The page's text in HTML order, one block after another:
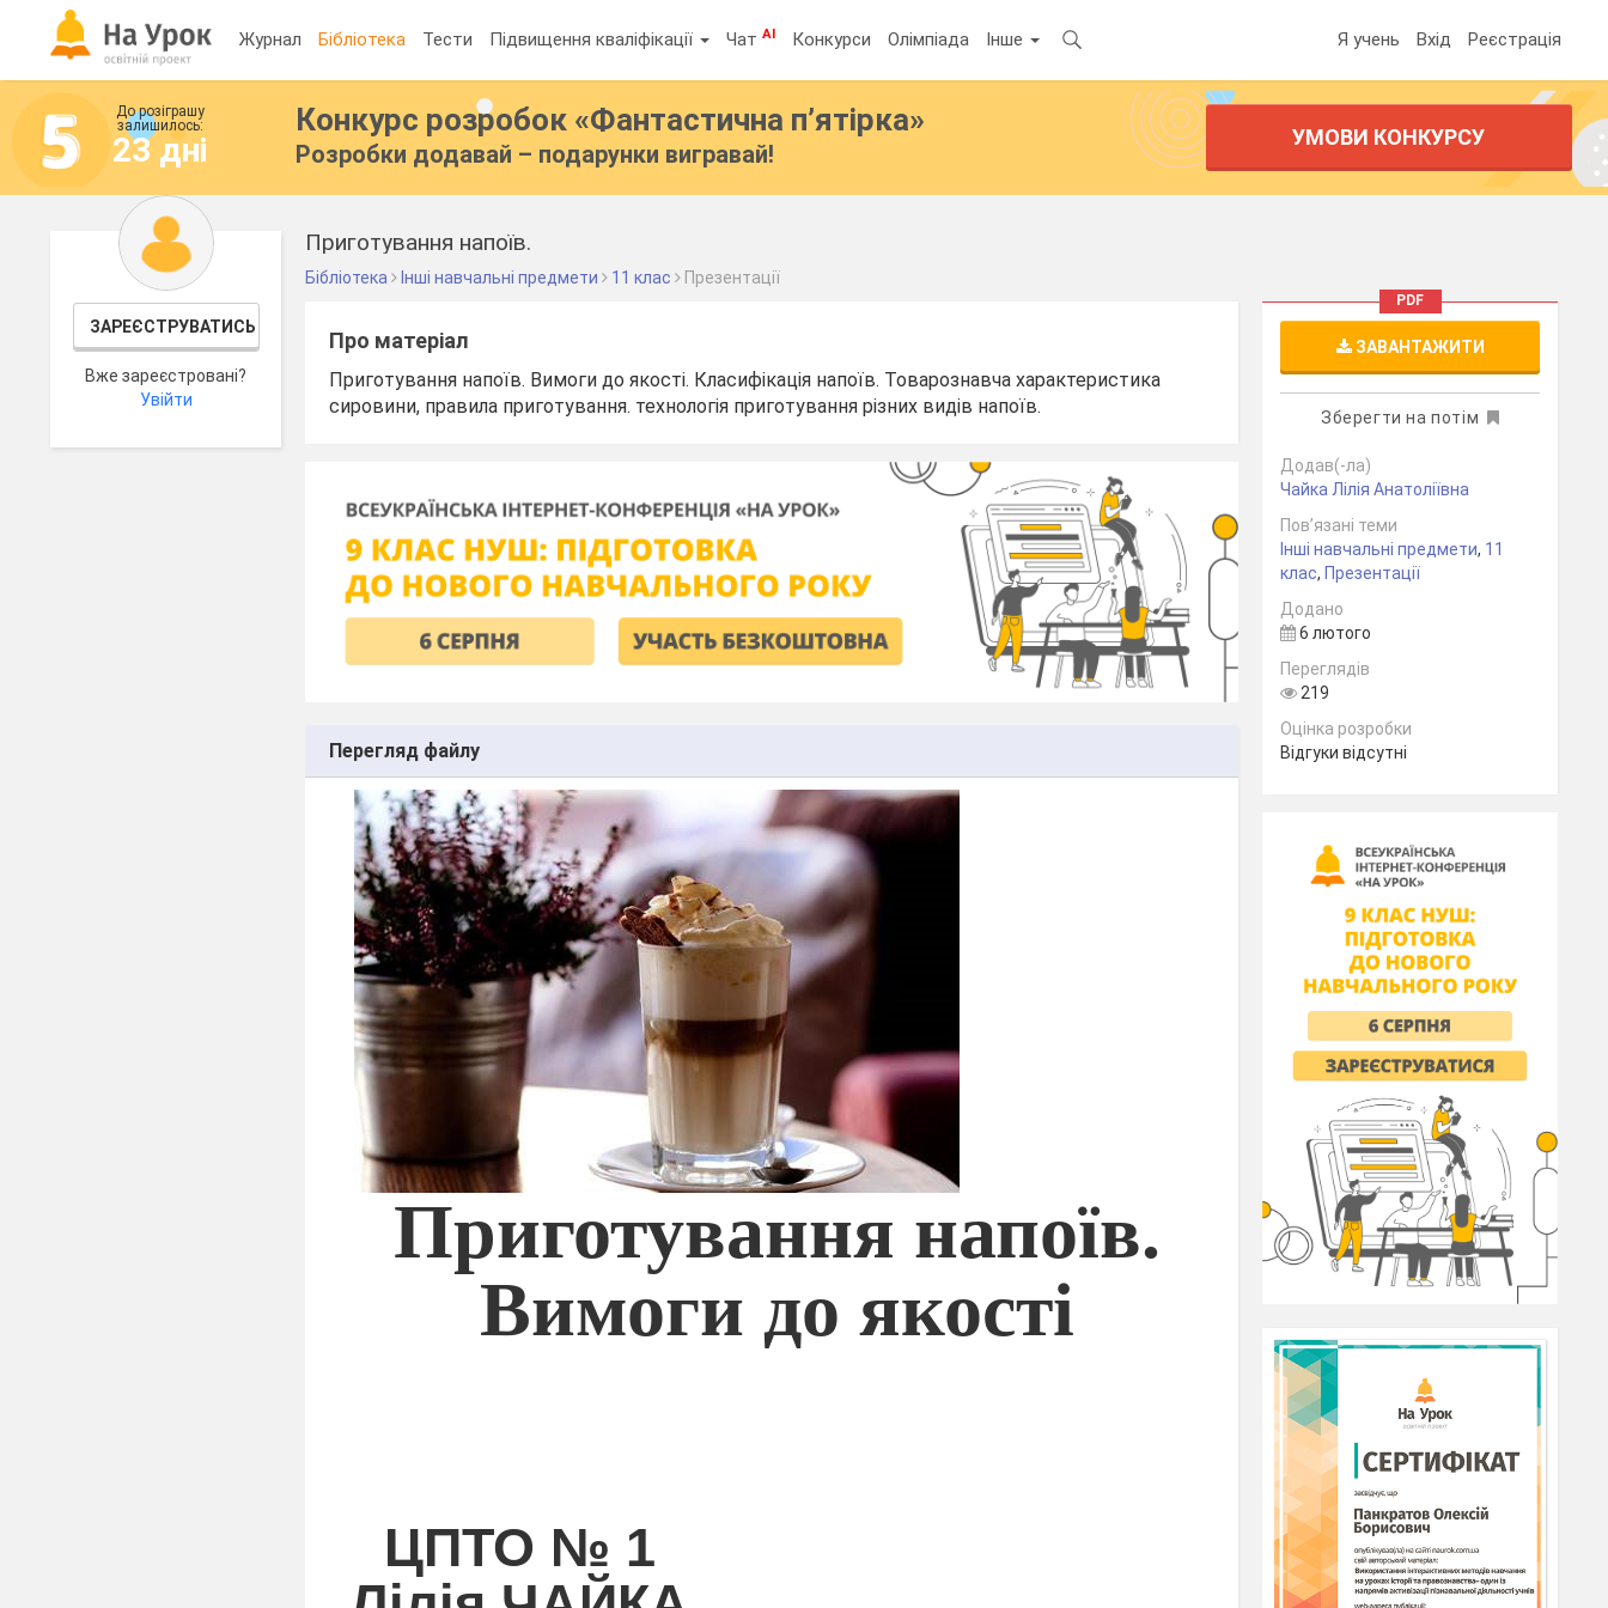
Журнал Бібліотека Тести Підвищення кваліфікації ЧатAI Конкурси Олімпіада Інше Я учень Вхід Реєстрація
До розіграшу
залишилось:
23 дні
Конкурс розробок «Фантастична п’ятірка»
Розробки додавай – подарунки вигравай!
УМОВИ КОНКУРСУ
ЗАРЕЄСТРУВАТИСЬ
Вже зареєстровані?
Увійти
Приготування напоїв.
Бібліотека Інші навчальні предмети 11 клас Презентації
Про матеріал
Приготування напоїв. Вимоги до якості. Класифікація напоїв. Товарознавча характеристика
сировини, правила приготування. технологія приготування різних видів напоїв.
Перегляд файлу
Приготування напоїв.
Вимоги до якості
ЦПТО № 1
PDF
ЗАВАНТАЖИТИ
Зберегти на потім
Додав(-ла)
Чайка Лілія Анатоліївна
Пов’язані теми
Інші навчальні предмети, 11
клас, Презентації
Додано
6 лютого
Переглядів
219
Оцінка розробки
Відгуки відсутні